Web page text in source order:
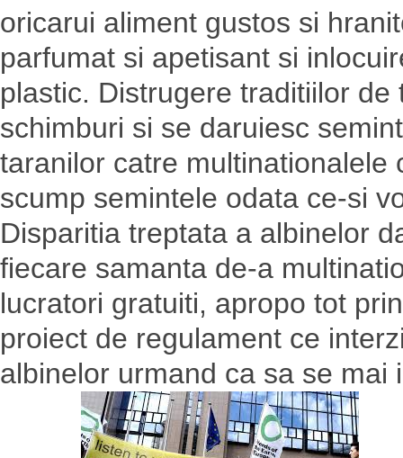
oricarui aliment gustos si
parfumat si apetisant si
plastic. Distrugere traditiilor
schimburi si se daruiesc
taranilor catre multinationalele
scump semintele odata ce-si
Disparitia treptata a albinelor
fiecare samanta de-a
lucratori gratuiti, apropo tot
proiect de regulament ce
albinelor urmand ca sa se